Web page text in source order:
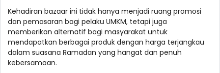
Kehadiran bazaar ini tidak hanya menjadi ruang promosi
dan pemasaran bagi pelaku UMKM, tetapi juga
memberikan alternatif bagi masyarakat untuk
mendapatkan berbagai produk dengan harga terjangkau
dalam suasana Ramadan yang hangat dan penuh
kebersamaan.